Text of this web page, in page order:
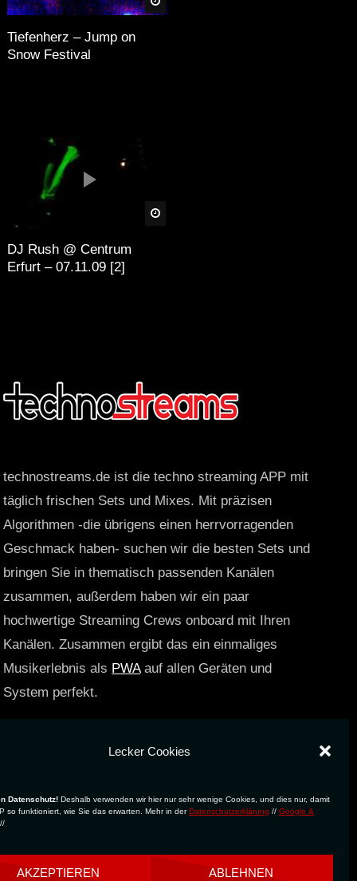
Lecker Cookies
Datenschutz! Deshalb verwenden wir hier nur sehr wenige Cookies, und dies nur, damit
so funktioniert, wie Sie das erwarten. Mehr in derDatenschutzerklärung // Google &
AKZEPTIEREN ABLEHNEN
Tiefenherz – Jump on
Snow Festival
DJ Rush @ Centrum
Erfurt – 07.11.09 [2]
technostreams.de ist die techno streaming APP mit
täglich frischen Sets und Mixes. Mit präzisen
Algorithmen -die übrigens einen herrvorragenden
Geschmack haben- suchen wir die besten Sets und
bringen Sie in thematisch passenden Kanälen
zusammen, außerdem haben wir ein paar
hochwertige Streaming Crews onboard mit Ihren
Kanälen. Zusammen ergibt das ein einmaliges
Musikerlebnis als PWAauf allen Geräten und
System perfekt.